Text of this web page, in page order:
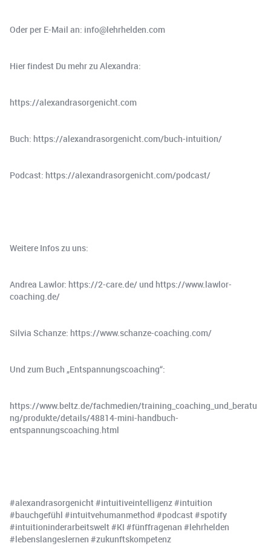
Oder per E-Mail an: info@lehrhelden.com
Hier findest Du mehr zu Alexandra:
https://alexandrasorgenicht.com
Buch: https://alexandrasorgenicht.com/buch-intuition/
Podcast: https://alexandrasorgenicht.com/podcast/
Weitere Infos zu uns:
Andrea Lawlor: https://2-care.de/ und https://www.lawlor-
coaching.de/
Silvia Schanze: https://www.schanze-coaching.com/
Und zum Buch „Entspannungscoaching“:
https://www.beltz.de/fachmedien/training_coaching_und_beratu
ng/produkte/details/48814-mini-handbuch-
entspannungscoaching.html
#alexandrasorgenicht #intuitiveintelligenz #intuition
#bauchgefühl #intuitvehumanmethod #podcast #spotify
#intuitioninderarbeitswelt #KI #fünffragenan #lehrhelden
#lebenslangeslernen #zukunftskompetenz